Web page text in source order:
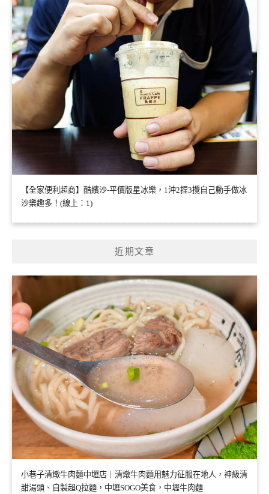
【全家便利超商】酷繽沙-平價版星冰樂，1沖2捏3攪自己動手做冰
沙樂趣多！(線上：1)
近期文章
小巷子清燉牛肉麵中壢店｜清燉牛肉麵用魅力征服在地人，神級清
甜湯頭、自製超Q拉麵，中壢SOGO美食，中壢牛肉麵